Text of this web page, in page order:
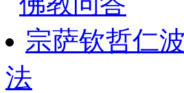
宗萨钦哲仁
法